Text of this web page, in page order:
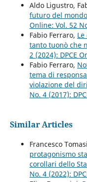
Aldo Ligustro,
futuro del
Online: Vol. 52
Fabio Ferraro,
tanto tuonò che
2 (2024): DPCE
Fabio Ferraro,
tema di
violazione del
No. 4 (2017):
Similar Articles
Francesco
protagonismo
corollari dello
No. 4 (2022):